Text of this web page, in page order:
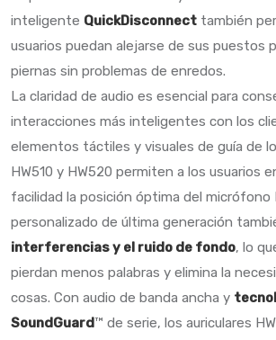
inteligente QuickDisconnect también
usuarios puedan alejarse de sus puestos
piernas sin problemas de enredos.
La claridad de audio es esencial para
interacciones más inteligentes con los
elementos táctiles y visuales de guía de
HW510 y HW520 permiten a los usuarios
facilidad la posición óptima del
personalizado de última generación
interferencias y el ruido de fondo, lo
pierdan menos palabras y elimina la
cosas. Con audio de banda ancha y
SoundGuard™ de serie, los auriculares